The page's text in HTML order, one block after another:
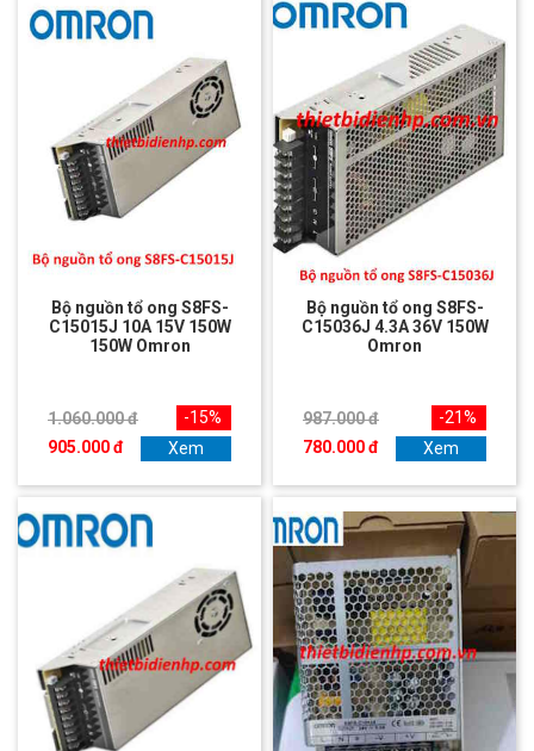
Bộ nguồn tổ ong S8FS-
C15015J 10A 15V 150W
150W Omron
1.060.000 đ
905.000 đ
-15%
Xem
Bộ nguồn tổ ong S8FS-
C15036J 4.3A 36V 150W
Omron
987.000 đ
780.000 đ
-21%
Xem